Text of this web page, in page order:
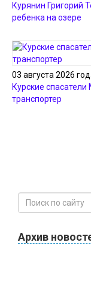
Курянин Григорий
ребенка на озере
03 августа 2026
Курские
транспортер
Архив